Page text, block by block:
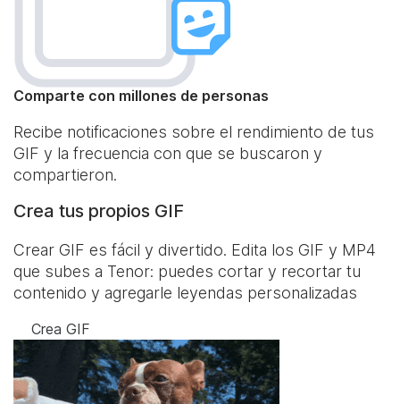
Comparte con millones de personas
Recibe notificaciones sobre el rendimiento de tus
GIF y la frecuencia con que se buscaron y
compartieron.
Crea tus propios GIF
Crear GIF es fácil y divertido. Edita los GIF y MP4
que subes a Tenor: puedes cortar y recortar tu
contenido y agregarle leyendas personalizadas
Crea GIF